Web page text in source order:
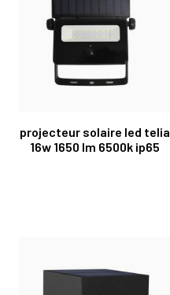
projecteur solaire led telia
16w 1650 lm 6500k ip65